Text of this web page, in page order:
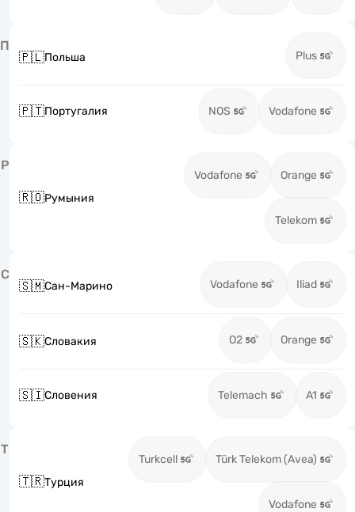
П
🇵🇱Польша Plus
🇵🇹Португалия NOS Vodafone
Р
🇷🇴Румыния
Vodafone Orange
Telekom
С
🇸🇲Сан-Марино Vodafone Iliad
🇸🇰Словакия O2 Orange
🇸🇮Словения Telemach A1
Т
🇹🇷Турция
Turkcell Türk Telekom (Avea)
Vodafone